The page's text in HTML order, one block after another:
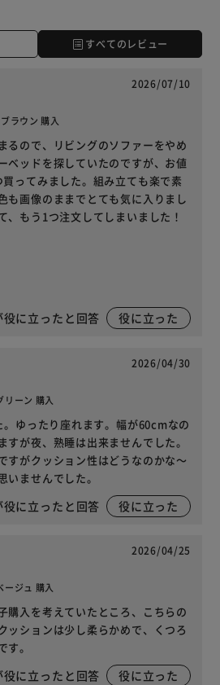
すべてのレビュー
2026/07/10
ラウン 購入
るので、リビングのソファーをやめ
ベッドを探していたのですが、お値
ってみました。組み立ても楽で素
も画像のままでとても気に入りまし
、もう1つ注文してしまいました！
役に立ったと回答 役に立った
2026/04/30
リーン 購入
ゆったり座れます。幅が60cmなの
すが夜、熟睡は出来ませんでした。
すがクッション性はどうなのかな～
いませんでした。
役に立ったと回答 役に立った
2026/04/25
ージュ 購入
購入を考えていたところ、こちらの
ッションは少し柔らかめで、くつろ
。
役に立ったと回答 役に立った